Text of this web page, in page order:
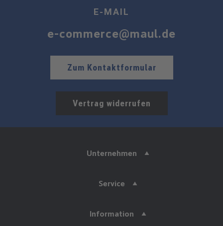
E-MAIL
e-commerce@maul.de
Zum Kontaktformular
Vertrag widerrufen
Unternehmen
Service
Information